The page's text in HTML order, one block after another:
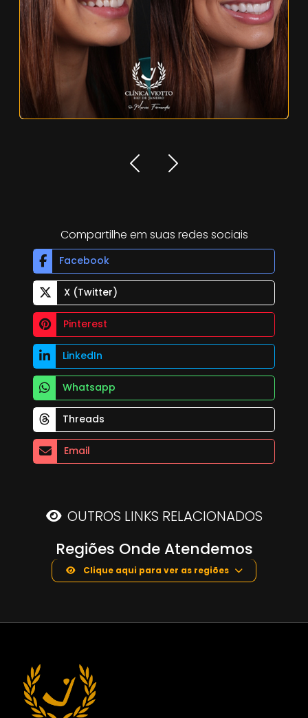
Compartilhe em suas redes sociais
Facebook
X (Twitter)
Pinterest
LinkedIn
Whatsapp
Threads
Email
OUTROS LINKS RELACIONADOS
Regiões Onde Atendemos
Clique aqui para ver as regiões